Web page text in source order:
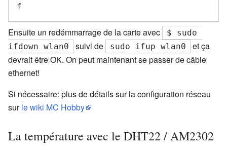
Ensuite un redémmarrage de la carte avec
$ sudo
ifdown wlan0
suivi de sudo ifup wlan0
et ça
devrait être OK. On peut maintenant se passer de câble
ethernet!
Si nécessaire: plus de détails sur la configuration réseau
surle wiki MC Hobby
La température avec le DHT22 / AM2302